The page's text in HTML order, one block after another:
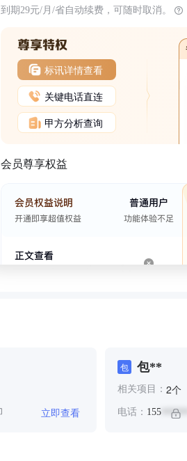
到期29元/月/省自动续费，可随时取消。
标讯详情查看
关键电话直连
甲方分析查询
会员尊享权益
立即查看
包 包**
相关项目： 2个
电话： 155